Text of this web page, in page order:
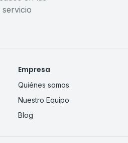
Empresa
Quiénes somos
Nuestro Equipo
Blog